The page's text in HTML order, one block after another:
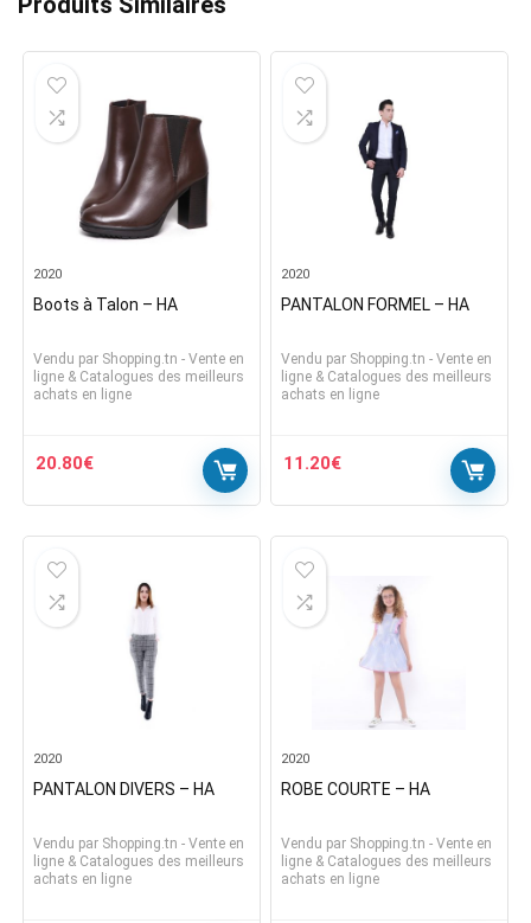
2020
Boots à Talon – HA
Vendu par Shopping.tn - Vente en
ligne & Catalogues des meilleurs
achats en ligne
20.80€
2020
PANTALON FORMEL – HA
Vendu par Shopping.tn - Vente en
ligne & Catalogues des meilleurs
achats en ligne
11.20€
2020
PANTALON DIVERS – HA
Vendu par Shopping.tn - Vente en
ligne & Catalogues des meilleurs
achats en ligne
2020
ROBE COURTE – HA
Vendu par Shopping.tn - Vente en
ligne & Catalogues des meilleurs
achats en ligne